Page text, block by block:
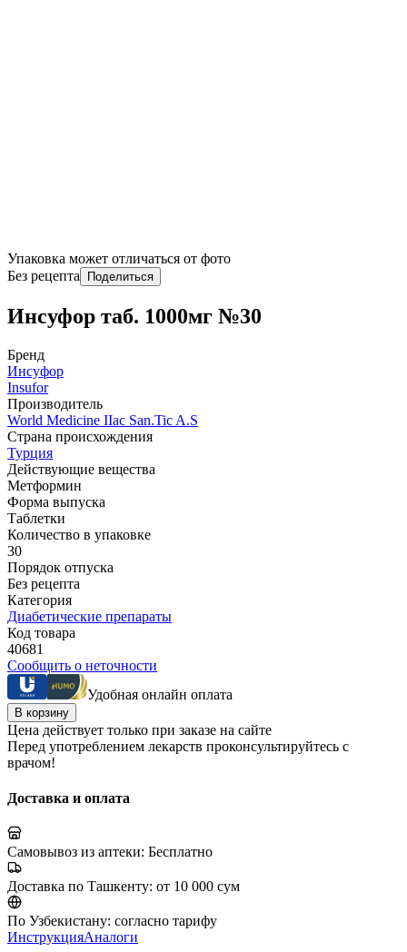
Упаковка может отличаться от фото
Без рецепта
Поделиться
Инсуфор таб. 1000мг №30
Бренд
Инсуфор
Insufor
Производитель
World Мedicine IIac San.Tic A.S
Страна происхождения
Турция
Действующие вещества
Метформин
Форма выпуска
Таблетки
Количество в упаковке
30
Порядок отпуска
Без рецепта
Категория
Диабетические препараты
Код товара
40681
Сообщить о неточности
Удобная онлайн оплата
В корзину
Цена действует только при заказе на сайте
Перед употреблением лекарств проконсультируйтесь с
врачом!
Доставка и оплата
Самовывоз из аптеки: Бесплатно
Доставка по Ташкенту: от 10 000 сум
По Узбекистану: согласно тарифу
ИнструкцияАналоги